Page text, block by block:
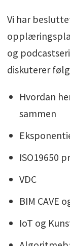
Vi har
og
diskuterer
Hvordan
sammen
ISO19650
VDC
BIM CAVE
IoT og